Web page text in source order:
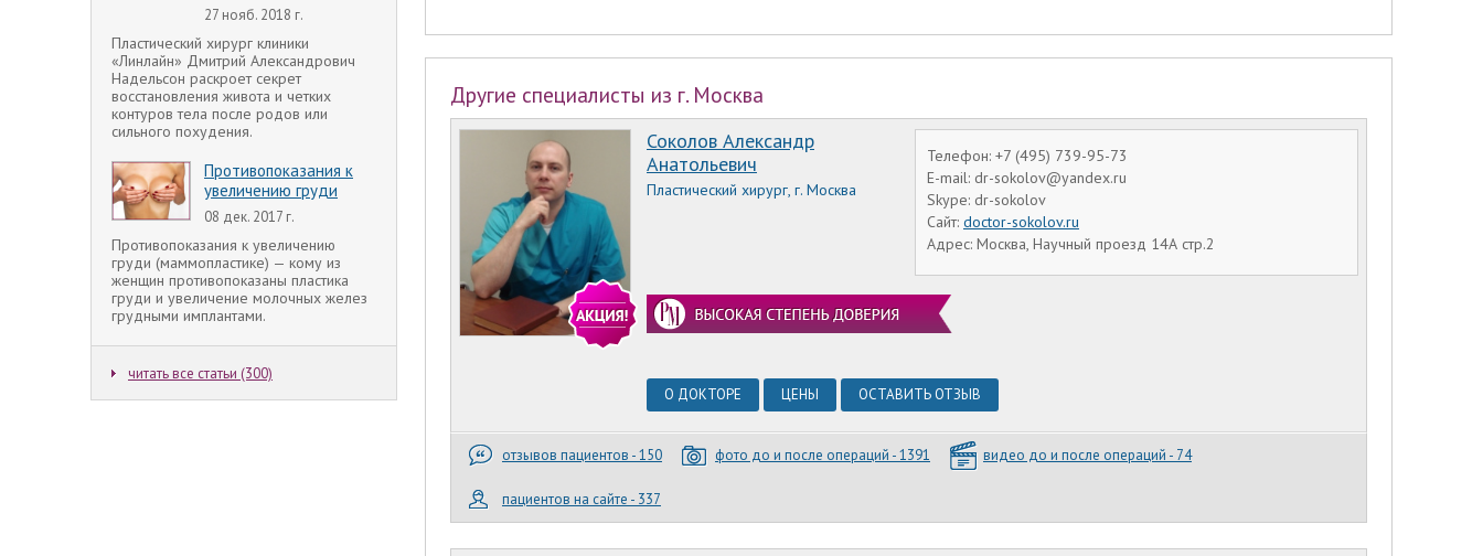
27 нояб. 2018 г.
Пластический хирург клиники
«Линлайн» Дмитрий Александрович
Надельсон раскроет секрет
восстановления живота и четких
контуров тела после родов или
сильного похудения.
Противопоказания к
увеличению груди
08 дек. 2017 г.
Противопоказания к увеличению
груди (маммопластике) — кому из
женщин противопоказаны пластика
груди и увеличение молочных желез
грудными имплантами.
читать все статьи (300)
Другие специалисты из г. Москва
Телефон: +7 (495) 739-95-73
E-mail: dr-sokolov@yandex.ru
Skype: dr-sokolov
Сайт: doctor-sokolov.ru
Адрес: Москва, Научный проезд 14А стр.2
Соколов Александр
Анатольевич
Пластический хирург, г. Москва
О ДОКТОРЕ ЦЕНЫ ОСТАВИТЬ ОТЗЫВ
отзывов пациентов - 150 фото до и после операций - 1391 видео до и после операций - 74
пациентов на сайте - 337